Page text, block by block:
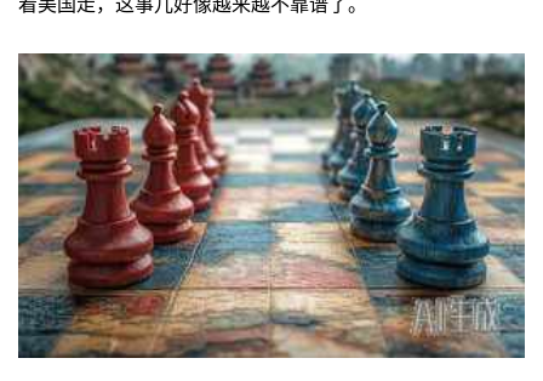
着美国走，这事儿好像越来越不靠谱了。